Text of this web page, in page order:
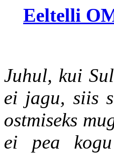
Eeltelli
Juhul, kui
ei jagu, siis
ostmiseks
ei pea